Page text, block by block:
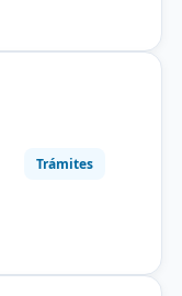
Trámites